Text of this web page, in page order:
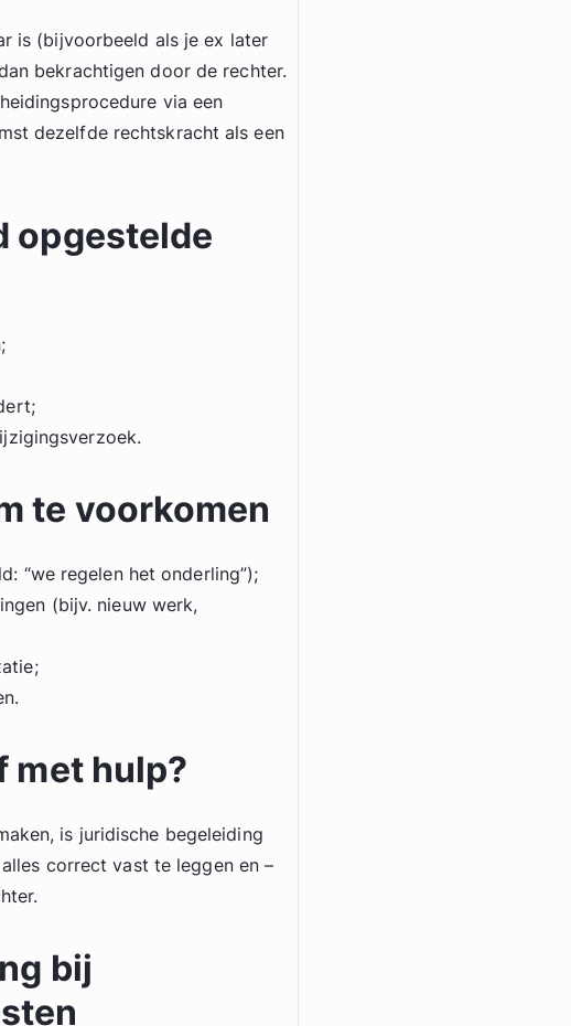
is (bijvoorbeeld als je ex later
bekrachtigen door de rechter.
via een
dezelfde rechtskracht als een
opgestelde
te voorkomen
“we regelen het onderling”);
(bijv. nieuw werk,
met hulp?
is juridische begeleiding
correct vast te leggen en –
bij